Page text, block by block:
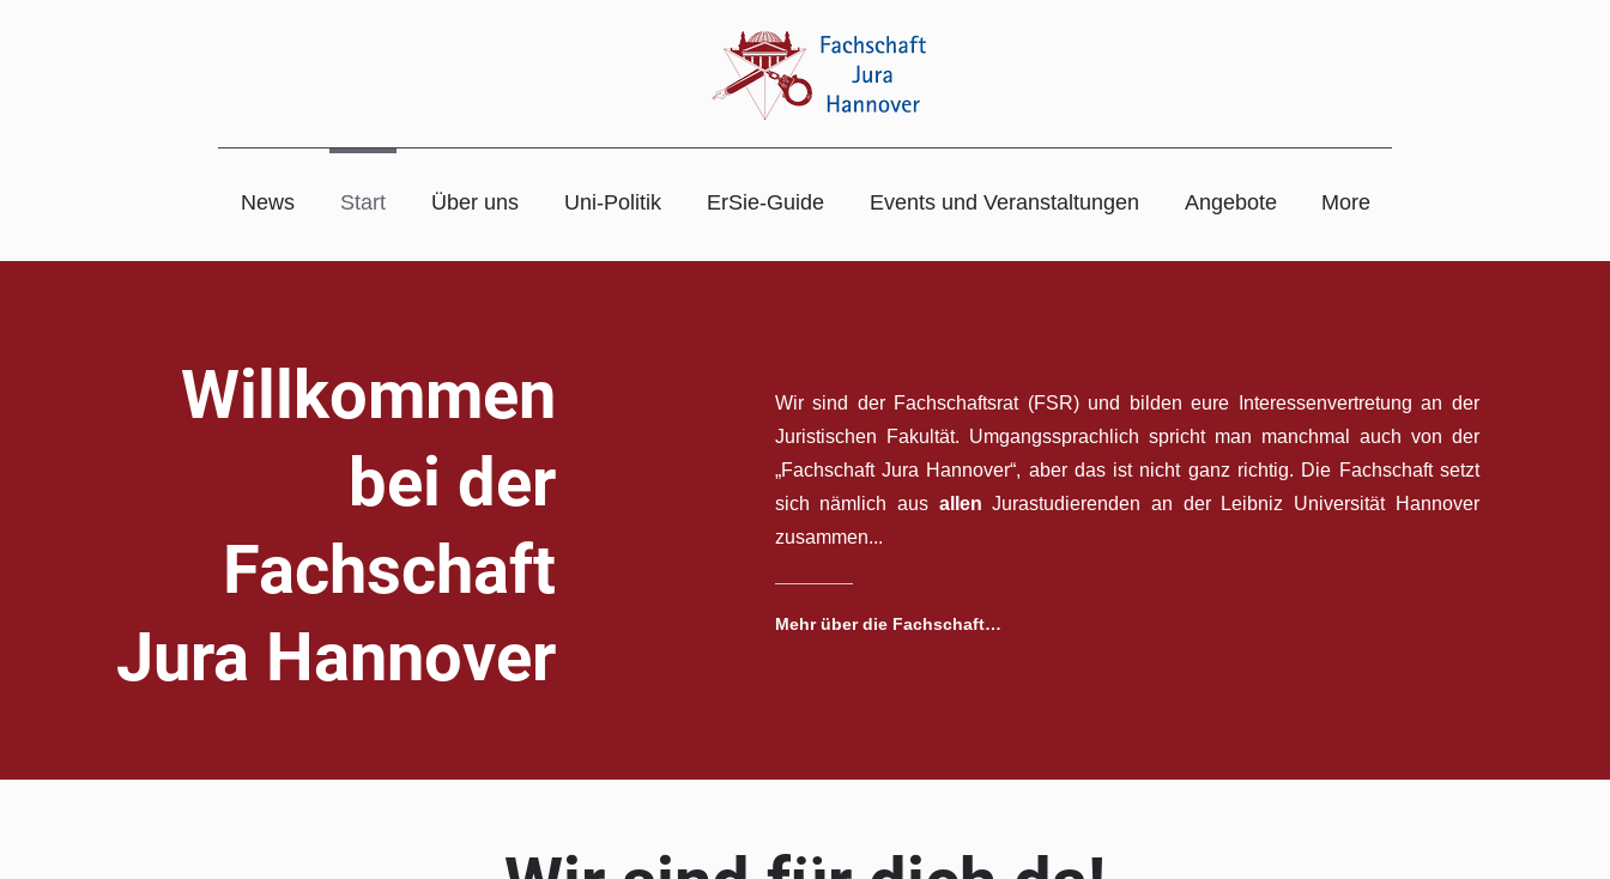
News Start Über uns Uni-Politik ErSie-Guide Events und Veranstaltungen Angebote More
Willkommen
bei der
Fachschaft
Jura Hannover
Wir sind der Fachschaftsrat (FSR) und bilden eure Interessenvertretung an der
Juristischen Fakultät. Umgangssprachlich spricht man manchmal auch von der
„Fachschaft Jura Hannover“, aber das ist nicht ganz richtig. Die Fachschaft setzt
sich nämlich aus allen Jurastudierenden an der Leibniz Universität Hannover
zusammen...
Mehr über die Fachschaft…